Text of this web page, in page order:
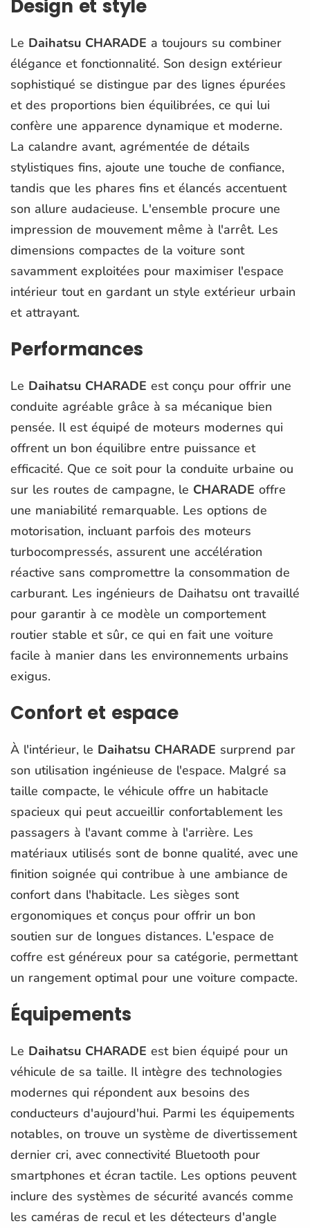
Design et style
Le Daihatsu CHARADE a toujours su combiner
élégance et fonctionnalité. Son design extérieur
sophistiqué se distingue par des lignes épurées
et des proportions bien équilibrées, ce qui lui
confère une apparence dynamique et moderne.
La calandre avant, agrémentée de détails
stylistiques fins, ajoute une touche de confiance,
tandis que les phares fins et élancés accentuent
son allure audacieuse. L'ensemble procure une
impression de mouvement même à l'arrêt. Les
dimensions compactes de la voiture sont
savamment exploitées pour maximiser l'espace
intérieur tout en gardant un style extérieur urbain
et attrayant.
Performances
Le Daihatsu CHARADE est conçu pour offrir une
conduite agréable grâce à sa mécanique bien
pensée. Il est équipé de moteurs modernes qui
offrent un bon équilibre entre puissance et
efficacité. Que ce soit pour la conduite urbaine ou
sur les routes de campagne, le CHARADE offre
une maniabilité remarquable. Les options de
motorisation, incluant parfois des moteurs
turbocompressés, assurent une accélération
réactive sans compromettre la consommation de
carburant. Les ingénieurs de Daihatsu ont travaillé
pour garantir à ce modèle un comportement
routier stable et sûr, ce qui en fait une voiture
facile à manier dans les environnements urbains
exigus.
Confort et espace
À l'intérieur, le Daihatsu CHARADE surprend par
son utilisation ingénieuse de l'espace. Malgré sa
taille compacte, le véhicule offre un habitacle
spacieux qui peut accueillir confortablement les
passagers à l'avant comme à l'arrière. Les
matériaux utilisés sont de bonne qualité, avec une
finition soignée qui contribue à une ambiance de
confort dans l'habitacle. Les sièges sont
ergonomiques et conçus pour offrir un bon
soutien sur de longues distances. L'espace de
coffre est généreux pour sa catégorie, permettant
un rangement optimal pour une voiture compacte.
Équipements
Le Daihatsu CHARADE est bien équipé pour un
véhicule de sa taille. Il intègre des technologies
modernes qui répondent aux besoins des
conducteurs d'aujourd'hui. Parmi les équipements
notables, on trouve un système de divertissement
dernier cri, avec connectivité Bluetooth pour
smartphones et écran tactile. Les options peuvent
inclure des systèmes de sécurité avancés comme
les caméras de recul et les détecteurs d'angle